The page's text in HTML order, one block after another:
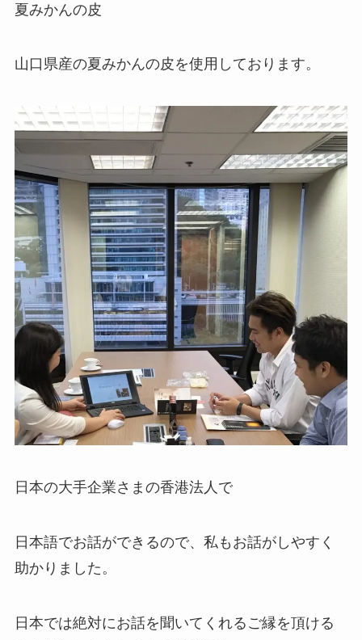
夏みかんの皮
山口県産の夏みかんの皮を使用しております。
日本の大手企業さまの香港法人で
日本語でお話ができるので、私もお話がしやすく
助かりました。
日本では絶対にお話を聞いてくれるご縁を頂ける